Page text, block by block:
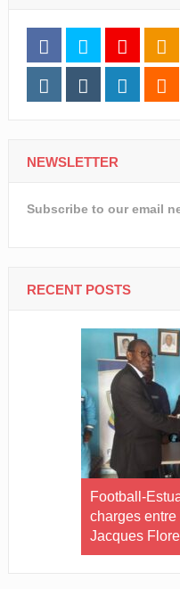
NEWSLETTER
Subscribe to our email
RECENT POSTS
Football-
charges
Jacques